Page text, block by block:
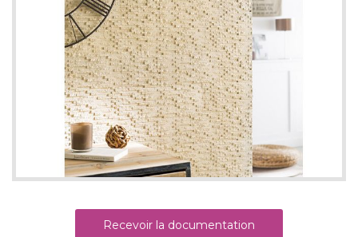
Recevoir la documentation